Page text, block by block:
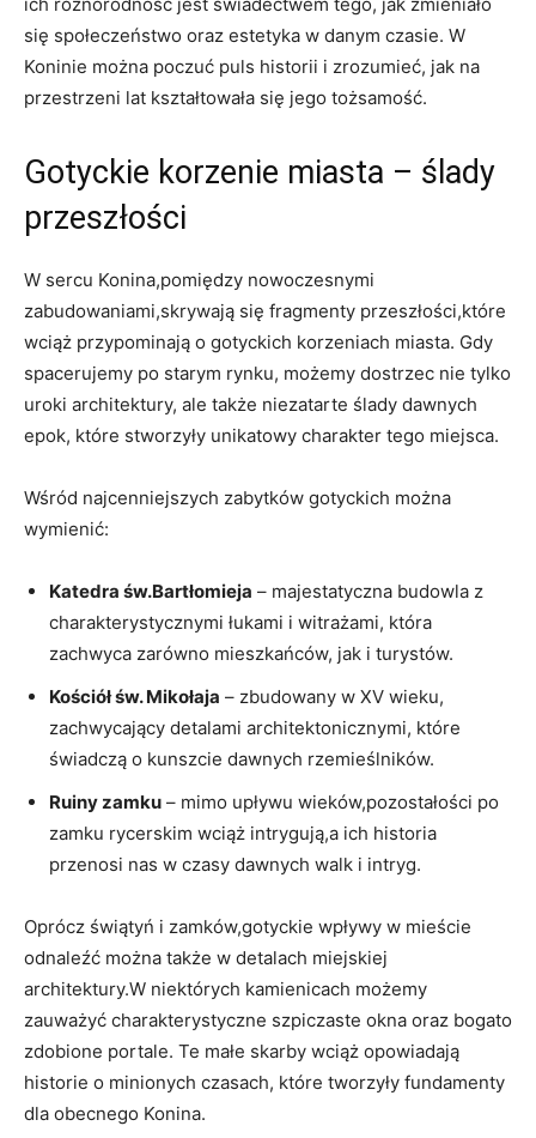
się społeczeństwo oraz ​estetyka w danym czasie. W
Koninie można poczuć⁤ puls historii i zrozumieć, jak na
przestrzeni lat kształtowała się ⁤jego tożsamość.
Gotyckie korzenie⁣ miasta – ślady​
przeszłości
W sercu⁣ Konina,pomiędzy nowoczesnymi⁤
zabudowaniami,skrywają się fragmenty przeszłości,które
wciąż przypominają o ​gotyckich korzeniach miasta. Gdy
‌spacerujemy po starym rynku, możemy dostrzec nie ⁤tylko
uroki architektury, ale także niezatarte ślady dawnych
epok, które stworzyły unikatowy charakter tego miejsca.
Wśród najcenniejszych​ zabytków gotyckich można
wymienić:
Katedra św.Bartłomieja –⁣ majestatyczna budowla z
charakterystycznymi łukami i witrażami, która
zachwyca ‍zarówno mieszkańców, jak i ​turystów.
Kościół św.⁤ Mikołaja ‍– zbudowany w XV wieku,
zachwycający detalami architektonicznymi, które
świadczą o kunszcie dawnych rzemieślników.
Ruiny zamku – mimo upływu⁤ wieków,pozostałości po
zamku⁤ rycerskim⁢ wciąż intrygują,a ⁢ich historia
przenosi nas w czasy ⁢dawnych walk‍ i‌ intryg.
Oprócz świątyń i zamków,gotyckie wpływy w ‍mieście
odnaleźć można⁢ także w detalach miejskiej
architektury.W niektórych kamienicach możemy
zauważyć​ charakterystyczne szpiczaste okna ‌oraz bogato
zdobione portale. Te małe‍ skarby wciąż opowiadają
historie o minionych czasach,‌ które tworzyły fundamenty
dla obecnego Konina.